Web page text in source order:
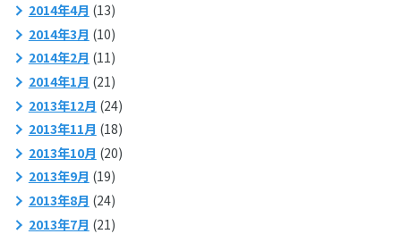
2014年4月 (13)
2014年3月 (10)
2014年2月 (11)
2014年1月 (21)
2013年12月 (24)
2013年11月 (18)
2013年10月 (20)
2013年9月 (19)
2013年8月 (24)
2013年7月 (21)